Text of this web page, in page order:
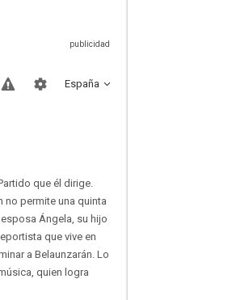
España
que él dirige.
no permite una quinta
Ángela, su hijo
que vive en
a Belaunzarán. Lo
quien logra